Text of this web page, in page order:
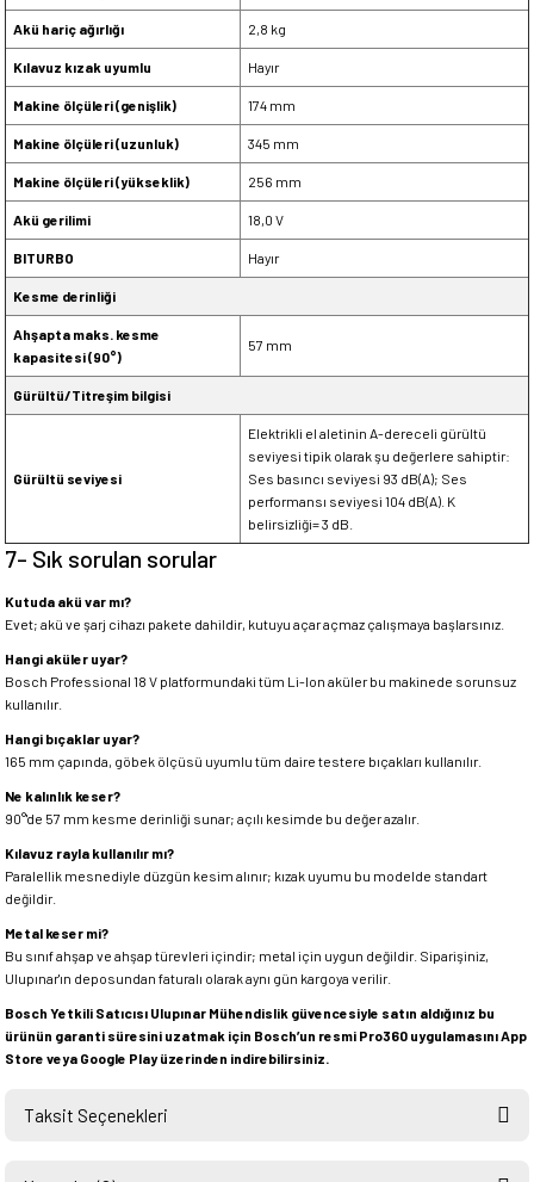
Akü hariç ağırlığı 2,8 kg
Kılavuz kızak uyumlu Hayır
Makine ölçüleri (genişlik) 174 mm
Makine ölçüleri (uzunluk) 345 mm
Makine ölçüleri (yükseklik) 256 mm
Akü gerilimi 18,0 V
BITURBO Hayır
Kesme derinliği
Ahşapta maks. kesme
kapasitesi (90°)
57 mm
Gürültü/Titreşim bilgisi
Gürültü seviyesi
Elektrikli el aletinin A-dereceli gürültü
seviyesi tipik olarak şu değerlere sahiptir:
Ses basıncı seviyesi 93 dB(A); Ses
performansı seviyesi 104 dB(A). K
belirsizliği= 3 dB.
7- Sık sorulan sorular
Kutuda akü var mı?
Evet; akü ve şarj cihazı pakete dahildir, kutuyu açar açmaz çalışmaya başlarsınız.
Hangi aküler uyar?
Bosch Professional 18 V platformundaki tüm Li-Ion aküler bu makinede sorunsuz
kullanılır.
Hangi bıçaklar uyar?
165 mm çapında, göbek ölçüsü uyumlu tüm daire testere bıçakları kullanılır.
Ne kalınlık keser?
90°'de 57 mm kesme derinliği sunar; açılı kesimde bu değer azalır.
Kılavuz rayla kullanılır mı?
Paralellik mesnediyle düzgün kesim alınır; kızak uyumu bu modelde standart
değildir.
Metal keser mi?
Bu sınıf ahşap ve ahşap türevleri içindir; metal için uygun değildir. Siparişiniz,
Ulupınar'ın deposundan faturalı olarak aynı gün kargoya verilir.
Bosch Yetkili Satıcısı Ulupınar Mühendislik güvencesiyle satın aldığınız bu
ürünün garanti süresini uzatmak için Bosch’un resmi Pro360 uygulamasını App
Store veya Google Play üzerinden indirebilirsiniz.
Taksit Seçenekleri